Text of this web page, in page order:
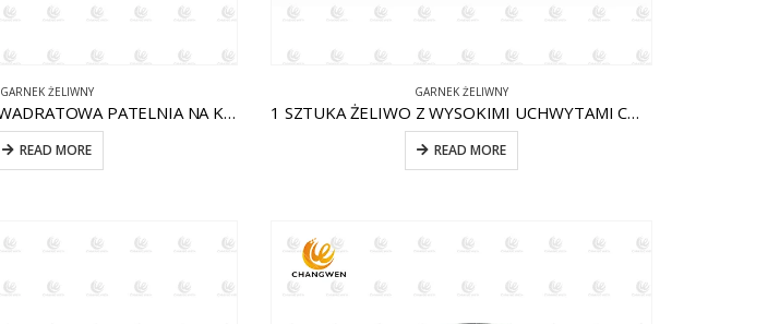
GARNEK ŻELIWNY
1 PIEC. ŻELIWNA KWADRATOWA PATELNIA NA KOMARY CW-CI012
READ MORE
GARNEK ŻELIWNY
1 SZTUKA ŻELIWO Z WYSOKIMI UCHWYTAMI CW-CI007
READ MORE